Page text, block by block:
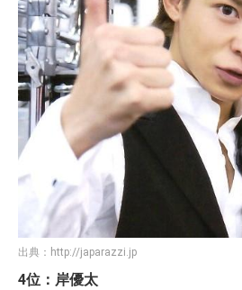
出典： http://japarazzi.jp
4位：岸優太